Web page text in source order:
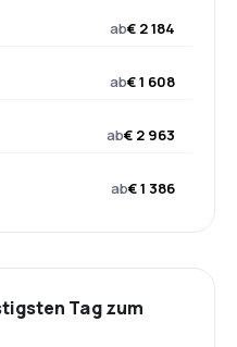
ab€ 2 184
ab€ 1 608
ab€ 2 963
ab€ 1 386
Tag zum